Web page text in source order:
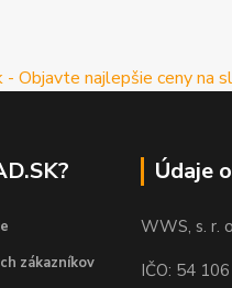
zákazníkov
Údaje
WWS, s. r.
IČO: 54